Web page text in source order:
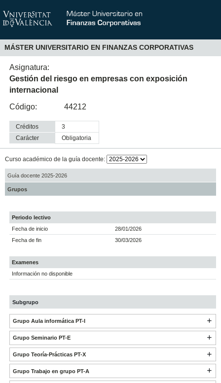
MÁSTER UNIVERSITARIO EN FINANZAS CORPORATIVAS
Asignatura:
Gestión del riesgo en empresas con exposición
internacional
Código:
44212
Créditos
3
Carácter
obligatoria
Curso académico de la guía docente:
Guía docente 2025-2026
Grupos
Periodo lectivo
Fecha de inicio
28/01/2026
Fecha de fin
30/03/2026
Examenes
Información no disponible
Subgrupo
Grupo Aula informática PT-I
Grupo Seminario PT-E
Grupo Teoría-Prácticas PT-X
Grupo Trabajo en grupo PT-A